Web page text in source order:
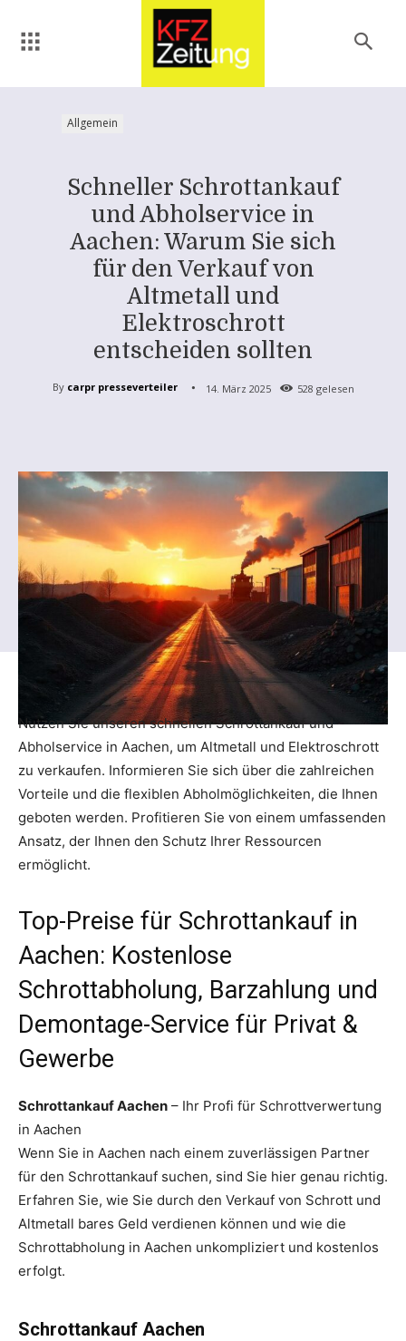
Allgemein
Schneller Schrottankauf
und Abholservice in
Aachen: Warum Sie sich
für den Verkauf von
Altmetall und
Elektroschrott
entscheiden sollten
By carpr presseverteiler 14. März 2025 528 gelesen
Nutzen Sie unseren schnellen Schrottankauf und
Abholservice in Aachen, um Altmetall und Elektroschrott
zu verkaufen. Informieren Sie sich über die zahlreichen
Vorteile und die flexiblen Abholmöglichkeiten, die Ihnen
geboten werden. Profitieren Sie von einem umfassenden
Ansatz, der Ihnen den Schutz Ihrer Ressourcen
ermöglicht.
Top-Preise für Schrottankauf in
Aachen: Kostenlose
Schrottabholung, Barzahlung und
Demontage-Service für Privat &
Gewerbe
Schrottankauf Aachen – Ihr Profi für Schrottverwertung
in Aachen
Wenn Sie in Aachen nach einem zuverlässigen Partner
für den Schrottankauf suchen, sind Sie hier genau richtig.
Erfahren Sie, wie Sie durch den Verkauf von Schrott und
Altmetall bares Geld verdienen können und wie die
Schrottabholung in Aachen unkompliziert und kostenlos
erfolgt.
Schrottankauf Aachen